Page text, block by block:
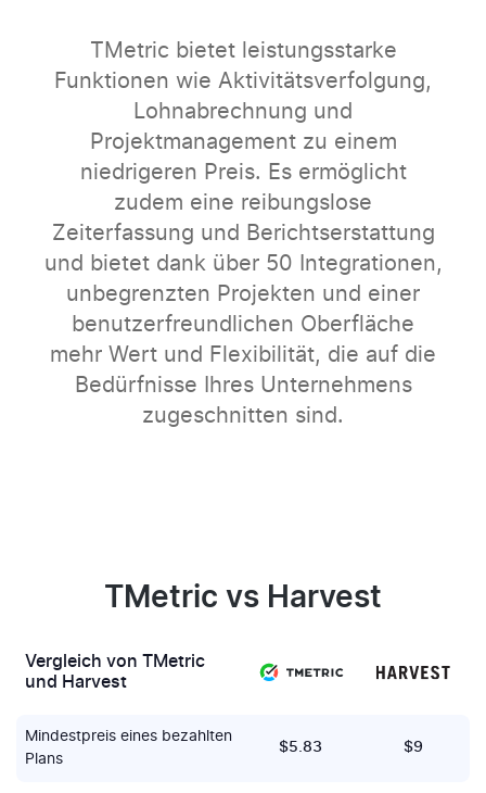
TMetric bietet leistungsstarke
Funktionen wie Aktivitätsverfolgung,
Lohnabrechnung und
Projektmanagement zu einem
niedrigeren Preis. Es ermöglicht
zudem eine reibungslose
Zeiterfassung und Berichtserstattung
und bietet dank über 50 Integrationen,
unbegrenzten Projekten und einer
benutzerfreundlichen Oberfläche
mehr Wert und Flexibilität, die auf die
Bedürfnisse Ihres Unternehmens
zugeschnitten sind.
TMetric vs Harvest
Vergleich von TMetric
und Harvest
Mindestpreis eines bezahlten
Plans
$5.83 $9